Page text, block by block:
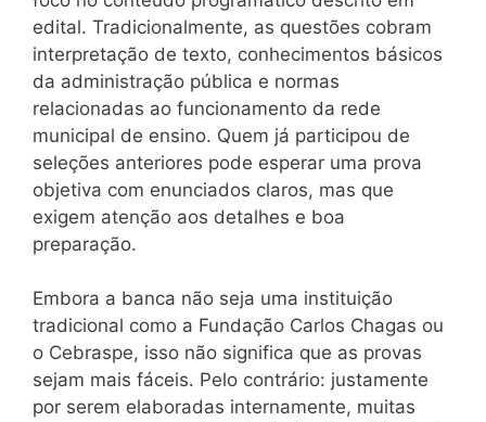
edital. Tradicionalmente, as questões cobram
interpretação de texto, conhecimentos básicos
da administração pública e normas
relacionadas ao funcionamento da rede
municipal de ensino. Quem já participou de
seleções anteriores pode esperar uma prova
objetiva com enunciados claros, mas que
exigem atenção aos detalhes e boa
preparação.
Embora a banca não seja uma instituição
tradicional como a Fundação Carlos Chagas ou
o Cebraspe, isso não significa que as provas
sejam mais fáceis. Pelo contrário: justamente
por serem elaboradas internamente, muitas